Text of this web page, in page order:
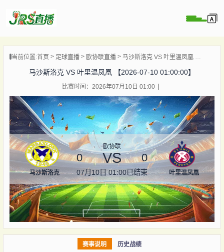
播
像
讯
直播
当前位置:首页 足球直播 欧协联直播 马沙斯洛克 VS 叶里温凤凰 【2026-07-10 01:00:00】
马沙斯洛克 VS 叶里温凤凰 【2026-07-10 01:00:00】
比赛时间：2026年07月10日 01:00
马沙斯洛克
欧协联
0 VS 0
07月10日 01:00已结束 叶里温凤凰
赛事说明 历史战绩